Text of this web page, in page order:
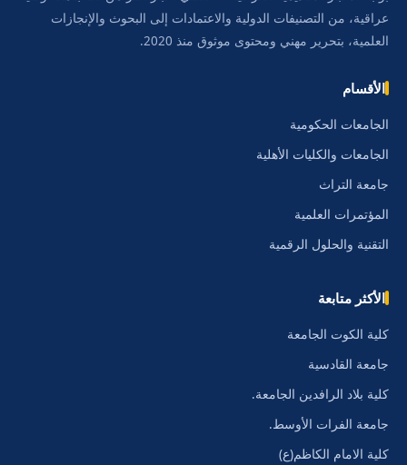
عراقية، من التصنيفات الدولية والاعتمادات إلى البحوث والإنجازات
العلمية، بتحرير مهني ومحتوى موثوق منذ 2020.
الأقسام
الجامعات الحكومية
الجامعات والكليات الأهلية
جامعة التراث
المؤتمرات العلمية
التقنية والحلول الرقمية
الأكثر متابعة
كلية الكوت الجامعة
جامعة القادسية
كلية بلاد الرافدين الجامعة.
جامعة الفرات الأوسط.
كلية الامام الكاظم(ع)